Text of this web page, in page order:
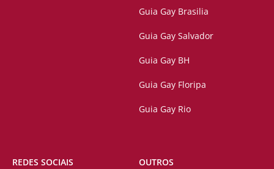
Guia Gay Brasilia
Guia Gay Salvador
Guia Gay BH
Guia Gay Floripa
Guia Gay Rio
REDES SOCIAIS OUTROS